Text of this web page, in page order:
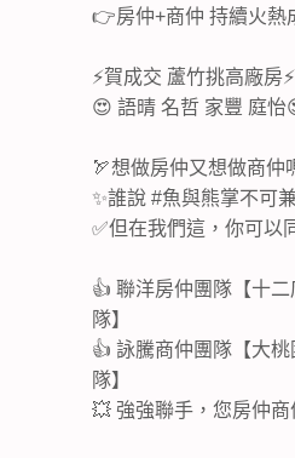
👉房仲+商仲 持續火熱
⚡️賀成交 蘆竹挑高廠房⚡️
😍 語晴 名哲 家豐 庭怡
🏹想做房仲又想做商仲
✨誰說 #魚與熊掌不可
✅但在我們這，你可以
👍 聯洋房仲團隊【十
隊】
👍 詠騰商仲團隊【大
隊】
💥 強強聯手，您房仲商